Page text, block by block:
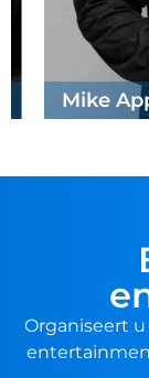
Mike
Organiseert